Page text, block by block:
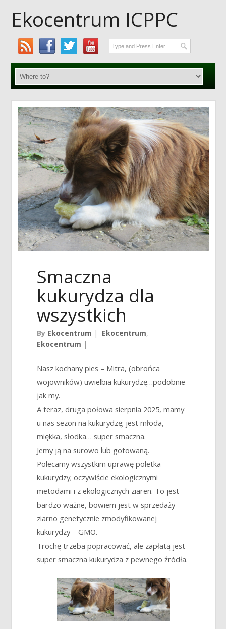
Ekocentrum ICPPC
Smaczna
kukurydza dla
wszystkich
By Ekocentrum | Ekocentrum,
Ekocentrum |
Nasz kochany pies – Mitra, (obrońca
wojowników) uwielbia kukurydzę…podobnie
jak my.
A teraz, druga połowa sierpnia 2025, mamy
u nas sezon na kukurydzę; jest młoda,
miękka, słodka… super smaczna.
Jemy ją na surowo lub gotowaną.
Polecamy wszystkim uprawę poletka
kukurydzy; oczywiście ekologicznymi
metodami i z ekologicznych ziaren. To jest
bardzo ważne, bowiem jest w sprzedaży
ziarno genetycznie zmodyfikowanej
kukurydzy – GMO.
Trochę trzeba popracować, ale zapłatą jest
super smaczna kukurydza z pewnego źródła.